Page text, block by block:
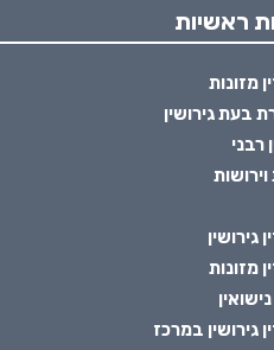
ראשיות
מזונות
בעת גירושין
רבני
וירושות
גירושין
מזונות
גירושין במרכז